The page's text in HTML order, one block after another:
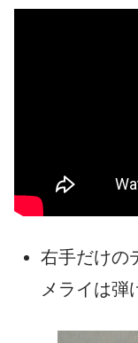
右手だけの
メライは弾